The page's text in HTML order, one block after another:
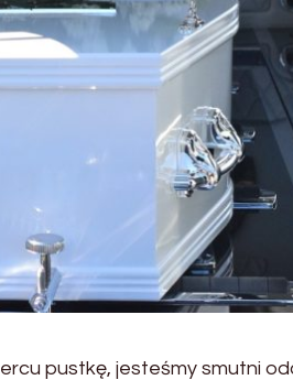
pustkę, jesteśmy smutni